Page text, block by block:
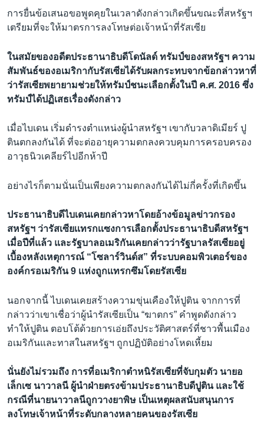
การยื่นข้อเสนอขอพูดคุยในเวลาดังกล่าวเกิดขึ้นขณะที่สหรัฐฯ
เตรียมที่จะให้มาตรการลงโทษต่อเจ้าหน้าที่รัสเซีย
ในสมัยของอดีตประธานาธิบดีโดนัลด์ ทรัมป์ของสหรัฐฯ ความ
สัมพันธ์ของอเมริกากับรัสเซียได้รับผลกระทบจากข้อกล่าวหาที่
ว่ารัสเซียพยายามช่วยให้ทรัมป์ชนะเลือกตั้งในปี ค.ศ. 2016 ซึ่ง
ทรัมป์ได้ปฏิเสธเรื่องดังกล่าว
เมื่อไบเดน เริ่มดำรงตำเเหน่งผู้นำสหรัฐฯ เขากับวลาดิเมียร์ ปู
ตินตกลงกันได้ ที่จะต่ออายุความตกลงควบคุมการครอบครอง
อาวุธนิวเคลียร์ไปอีกห้าปี
อย่างไรก็ตามนั่นเป็นเพียงความตกลงกันได้ไม่กี่ครั้งที่เกิดขึ้น
ประธานาธิบดีไบเดนเคยกล่าวหาโดยอ้างข้อมูลข่าวกรอง
สหรัฐฯ ว่ารัสเซียเเทรกเเซงการเลือกตั้งประธานาธิบดีสหรัฐฯ
เมื่อปีที่แล้ว และรัฐบาลอเมริกันเคยกล่าวว่ารัฐบาลรัสเซียอยู่
เบื้องหลังเหตุการณ์ “โซลาร์วินด์ส” ที่ระบบคอมพิวเตอร์ของ
องค์กรอเมริกัน 9 เเห่งถูกเเทรกซึมโดยรัสเซีย
นอกจากนี้ ไบเดนเคยสร้างความขุ่นเคืองให้ปูติน จากการที่
กล่าวว่าเขาเชื่อว่าผู้นำรัสเซียเป็น “ฆาตกร” คำพูดดังกล่าว
ทำให้ปูติน ตอบโต้ด้วยการเอ่ยถึงประวัติศาสตร์ที่ชาวพื้นเมือง
อเมริกันและทาสในสหรัฐฯ ถูกปฏิบัติอย่างโหดเหี้ยม
นั่นยังไม่รวมถึง การที่อเมริกาตำหนิรัสเซียที่จับกุมตัว นายอ
เล็กเซ นาวาลนี ผู้นำฝ่ายตรงข้ามประธานาธิบดีปูติน และใช้
กรณีที่นายนาวาลนีถูกวางยาพิษ เป็นเหตุผลสนับสนุนการ
ลงโทษเจ้าหน้าที่ระดับกลางหลายคนของรัสเซีย